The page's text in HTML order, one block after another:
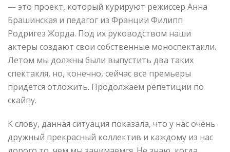
— это проект, который курируют режиссер Анна
Брашинская и педагог из Франции Филипп
Родригез Жорда. Под их руководством наши
актеры создают свои собственные моноспектакли.
Летом мы должны были выпустить два таких
спектакля, но, конечно, сейчас все премьеры
придется отложить. Продолжаем репетиции по
скайпу.
К слову, данная ситуация показала, что у нас очень
дружный прекрасный коллектив и каждому из нас